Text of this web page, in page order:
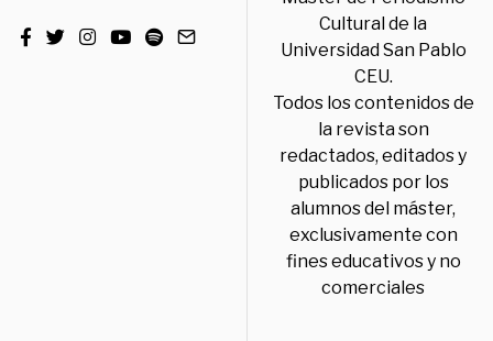
Cultural de la
Universidad San Pablo
CEU.
Todos los contenidos de
la revista son
redactados, editados y
publicados por los
alumnos del máster,
exclusivamente con
fines educativos y no
comerciales